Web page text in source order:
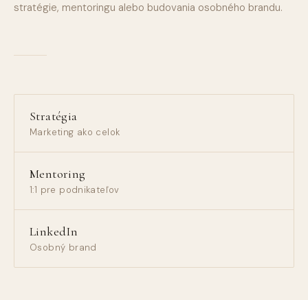
stratégie, mentoringu alebo budovania osobného brandu.
Stratégia
Marketing ako celok
Mentoring
1:1 pre podnikateľov
LinkedIn
Osobný brand